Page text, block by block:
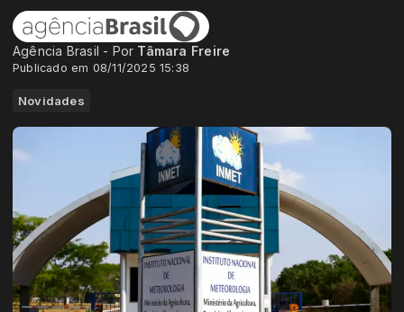
Agência Brasil - Por Tâmara Freire
Publicado em 08/11/2025 15:38
Novidades